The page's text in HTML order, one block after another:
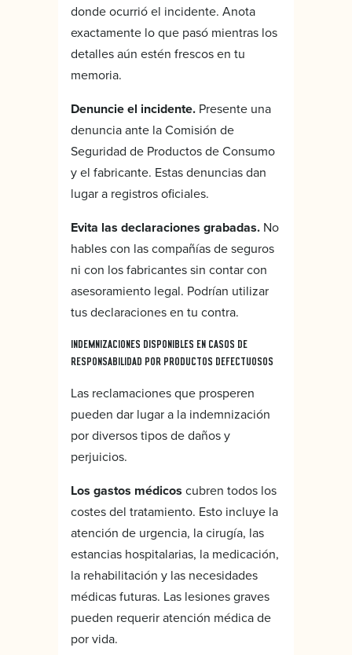
donde ocurrió el incidente. Anota
exactamente lo que pasó mientras los
detalles aún estén frescos en tu
memoria.
Denuncie el incidente. Presente una
denuncia ante la Comisión de
Seguridad de Productos de Consumo
y el fabricante. Estas denuncias dan
lugar a registros oficiales.
Evita las declaraciones grabadas. No
hables con las compañías de seguros
ni con los fabricantes sin contar con
asesoramiento legal. Podrían utilizar
tus declaraciones en tu contra.
INDEMNIZACIONES DISPONIBLES EN CASOS DE
RESPONSABILIDAD POR PRODUCTOS DEFECTUOSOS
Las reclamaciones que prosperen
pueden dar lugar a la indemnización
por diversos tipos de daños y
perjuicios.
Los gastos médicos cubren todos los
costes del tratamiento. Esto incluye la
atención de urgencia, la cirugía, las
estancias hospitalarias, la medicación,
la rehabilitación y las necesidades
médicas futuras. Las lesiones graves
pueden requerir atención médica de
por vida.